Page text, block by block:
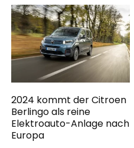
2024 kommt der Citroen
Berlingo als reine
Elektroauto-Anlage nach
Europa